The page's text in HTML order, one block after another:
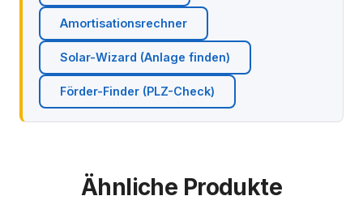
Amortisationsrechner
Solar-Wizard (Anlage finden)
Förder-Finder (PLZ-Check)
Ähnliche Produkte